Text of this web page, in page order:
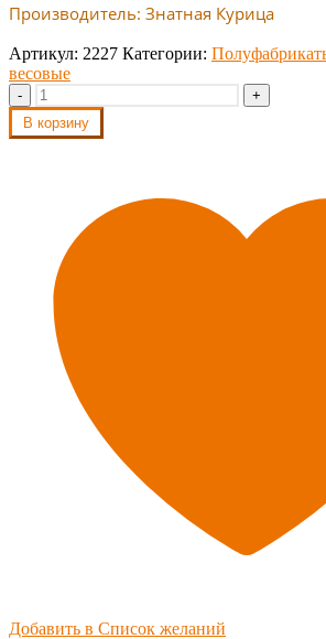
Производитель: Знатная Курица
Артикул: 2227 Категории:
весовые
-
+
В корзину
Добавить в Список желаний